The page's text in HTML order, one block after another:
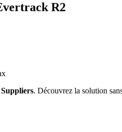
R2
. Découvrez la solution